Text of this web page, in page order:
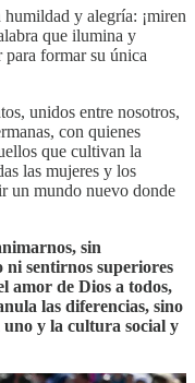
y alegría: ¡miren
que ilumina y
para formar su única
unidos entre nosotros,
con quienes
que cultivan la
las mujeres y los
un mundo nuevo donde
sin
ni sentirnos superiores
amor de Dios a todos,
las diferencias, sino
y la cultura social y